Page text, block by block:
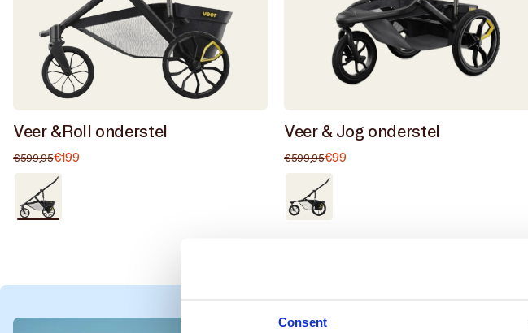
Consent
Veer &Roll onderstel
Aanbiedingsprijs
€199
Normale
prijs
€599,95
Goed
/
Veer & Jog onderstel
Aanbiedingsprijs
€99
Normale
prijs
€599,95
Goed
/